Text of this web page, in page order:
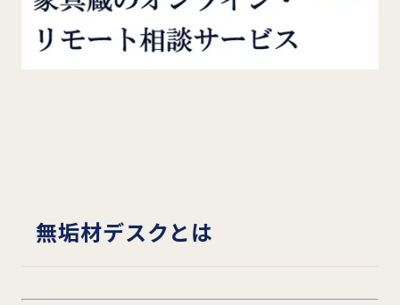
無垢材デスクとは